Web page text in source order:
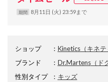
期間 8月11日 (火) 23:59まで
ショップ ： Kinetics（キネテ
ブランド
： Dr.Martens（ド
性別タイプ
： キッズ